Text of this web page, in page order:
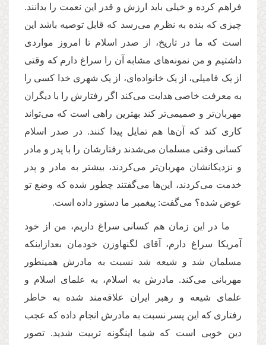
فراهم کرده و خیلی باید ارزش و قدر این نعمت را بدانند.
چیزی که بنده به نظرم می‌رسد که قابل توصیه باشد این
است که ما در تاریخ، از صدر اسلام تا امروز مواردی
داشتیم و من نمونه‌های مشابه آن را سراغ دارم که وقتی
از یک فامیلی، از یک خانواده‌ای، از یک شهری خدا کسی را
به معرفت خاصی هدایت می‌کند اگر رفتارش را با دیگران
مهربان‌تر و صمیمی‌تر کند بهترین راهی است که می‌تواند
کاری کند که آن‌ها هم تمایل پیدا کنند. در صدر اسلام
کسانی وقتی مسلمان می‌شدند رفتارشان را با پدر و مادر
و نزدیکانشان مهربان‌تر می‌کردند، بیشتر به مادر و پدر
خدمت می‌کردند، این‌ها می‌گفتند چطور شده که وضع تو
عوض شده؟ می‌گفت: پیغمبر ما دستور داده است.
ما در این زمان هم کسانی سراغ داریم، من از خود
آمریکا سراغ دارم، آقای لگنهاوزن خودمان بعدازاینکه
مسلمان شد و شیعه شد نسبت به مادرش همینطور
مهربانی می‌کند. مادرش به اسلام، به علمای اسلام و
علمای شیعه و رهبر ایران علاقه‌مند شده به خاطر
رفتاری که این پسر نسبت به مادرش انجام داده که عجب
دین خوبی است که شما اینگونه تربیت شدید. تصور